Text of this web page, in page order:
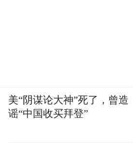
美“阴谋论大神”死了，曾造
谣“中国收买拜登”